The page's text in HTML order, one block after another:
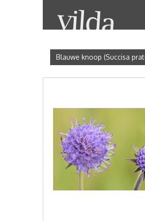
Blauwe knoop (Succisa